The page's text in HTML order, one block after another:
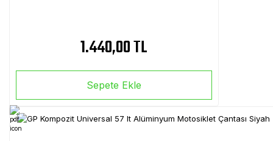
1.440,00 TL
Sepete Ekle